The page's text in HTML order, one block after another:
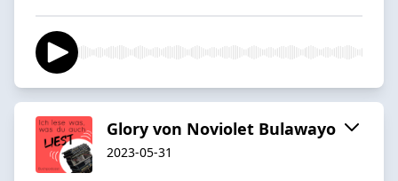
Glory von Noviolet Bulawayo
2023-05-31